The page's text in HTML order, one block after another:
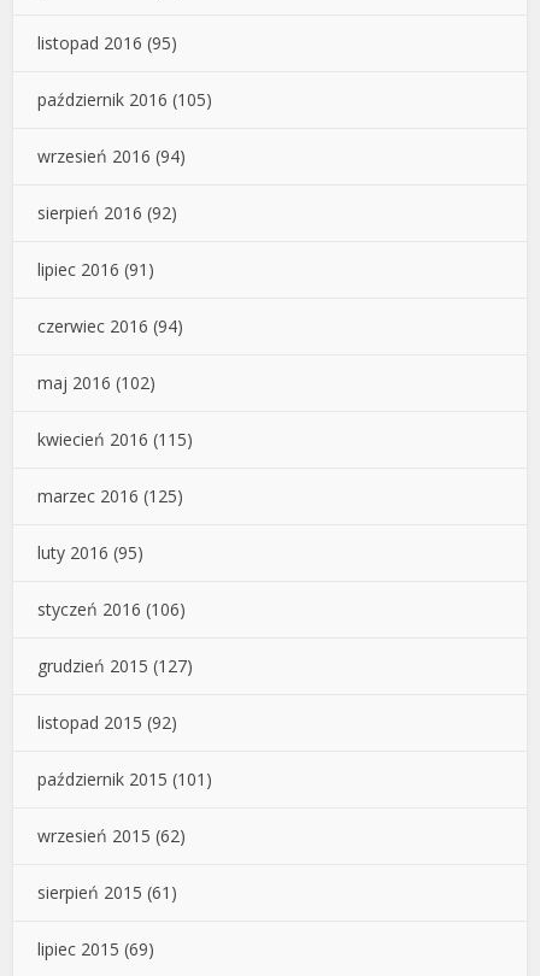
listopad 2016 (95)
październik 2016 (105)
wrzesień 2016 (94)
sierpień 2016 (92)
lipiec 2016 (91)
czerwiec 2016 (94)
maj 2016 (102)
kwiecień 2016 (115)
marzec 2016 (125)
luty 2016 (95)
styczeń 2016 (106)
grudzień 2015 (127)
listopad 2015 (92)
październik 2015 (101)
wrzesień 2015 (62)
sierpień 2015 (61)
lipiec 2015 (69)